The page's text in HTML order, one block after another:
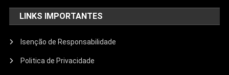
LINKS IMPORTANTES
Isenção de Responsabilidade
Politica de Privacidade